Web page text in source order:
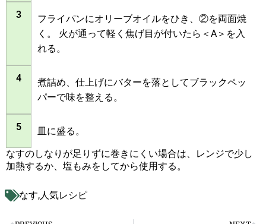
3
フライパンにオリーブオイルをひき、②を両面焼
く。 火が通って軽く焦げ目が付いたら＜A＞を入
れる。
4
煮詰め、仕上げにバターを落としてブラックペッ
パーで味を整える。
5
皿に盛る。
なすのしなりが足りずに巻きにくい場合は、レンジで少し
加熱するか、塩もみをしてから使用する。
なす,人気レシピ